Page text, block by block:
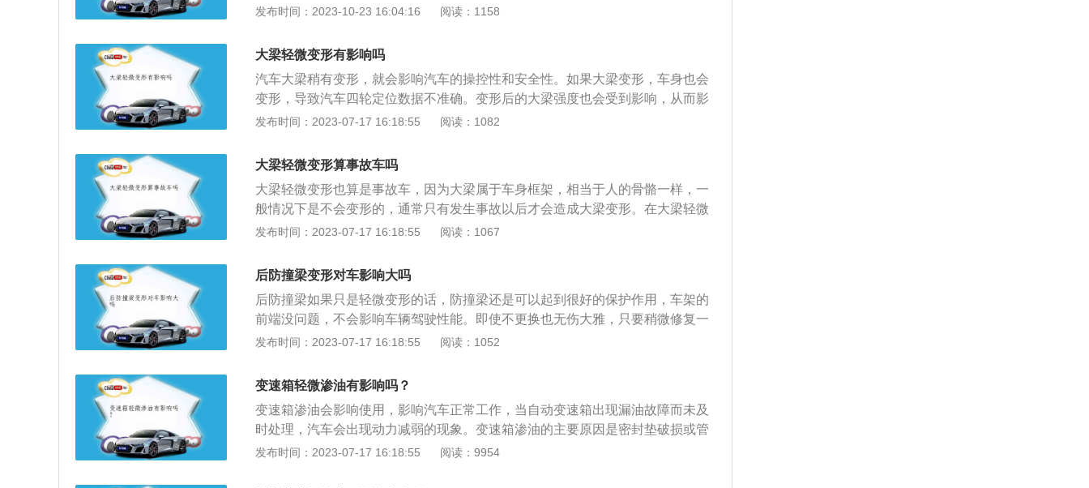
形以后，也会影响车子能够承载的冲撞力。这样的车子及时完整的修复，也会影
形解决办法：1、如果只是轻微变形的话，可以通过到专业的维修机构进行矫正
即可。在矫正的时候可以通过外力的作用，将变形的地方进行修复。2、但如果
大梁是有严重的变形，就只能够更换新的了。在更换新的大梁时，一定要将大梁
安装好，这样才不会影响汽车的正常行驶，因为车架的纵梁和横梁是通过焊接的
方式连接的，所以在变形以后需要在变形的车架上进行切割和焊接。如果是更换
发布时间：2023-10-23 16:04:16 阅读：1158
大梁轻微变形有影响吗
汽车大梁稍有变形，就会影响汽车的操控性和安全性。如果大梁变形，车身也会
变形，导致汽车四轮定位数据不准确。变形后的大梁强度也会受到影响，从而影
响汽车的安全性。大梁在车身的前后。大梁是指汽车的前纵梁和后纵梁。打开发
撞钢梁，防撞钢梁与前纵梁之间有吸能盒。发生碰撞时，吸能盒会塌陷吸收一部
分冲击力，然后将冲击力传递给纵梁，纵梁会塌陷吸收冲击力。汽车的副车架固
定在纵梁上，悬架的摆臂也固定在纵梁上。如果纵梁变形，汽车的四轮定位数据
就会不准确。如果四轮定位数据不准确，会影响汽车的操控性。如果大梁变形，
需要立即进行校准和修复。但需要注意的是，修复后的大梁强度会降低，所以修
位损坏的车。
发布时间：2023-07-17 16:18:55 阅读：1082
大梁轻微变形算事故车吗
大梁轻微变形也算是事故车，因为大梁属于车身框架，相当于人的骨骼一样，一
般情况下是不会变形的，通常只有发生事故以后才会造成大梁变形。在大梁轻微
变形以后，也会影响车子能够承载的冲撞力。这样的车子及时完整的修复，也会
变形解决办法：1、如果只是轻微变形的话，可以通过到专业的维修机构进行矫
正即可。在矫正的时候可以通过外力的作用，将变形的地方进行修复。2、但如
果大梁是有严重的变形，就只能够更换新的了。在更换新的大梁时，一定要将大
梁安装好，这样才不会影响汽车的正常行驶，因为车架的纵梁和横梁是通过焊接
的方式连接的，所以在变形以后需要在变形的车架上进行切割和焊接。如果是更
发布时间：2023-07-17 16:18:55 阅读：1067
后防撞梁变形对车影响大吗
后防撞梁如果只是轻微变形的话，防撞梁还是可以起到很好的保护作用，车架的
前端没问题，不会影响车辆驾驶性能。即使不更换也无伤大雅，只要稍微修复一
下就可以了。如果已经严重变形的话还是需要尽快更换，以免影响到行车安全。
的偏置和正面碰撞造成的能量尽最大的努力均匀地分布到两个吸能支架上；2、
当汽车在市区道路发生的低速追尾等碰撞时，前保险杠防撞横梁对保障翼子板、
散热器、发动机罩和灯具等部件起着一定作用；3、后保险杠防撞横梁可以降低
行李舱、尾门、后灯组等地方位置的损害。
发布时间：2023-07-17 16:18:55 阅读：1052
变速箱轻微渗油有影响吗？
变速箱渗油会影响使用，影响汽车正常工作，当自动变速箱出现漏油故障而未及
时处理，汽车会出现动力减弱的现象。变速箱渗油的主要原因是密封垫破损或管
线破损。管线破损，造成油在循环时，从管线破损处泄露；变速箱与发动机连接
发布时间：2023-07-17 16:18:55 阅读：9954